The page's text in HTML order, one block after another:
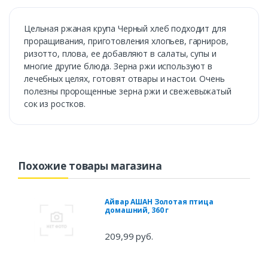
Цельная ржаная крупа Черный хлеб подходит для
проращивания, приготовления хлопьев, гарниров,
ризотто, плова, ее добавляют в салаты, супы и
многие другие блюда. Зерна ржи используют в
лечебных целях, готовят отвары и настои. Очень
полезны пророщенные зерна ржи и свежевыжатый
сок из ростков.
Похожие товары магазина
Айвар АШАН Золотая птица
домашний, 360 г
209,99 руб.